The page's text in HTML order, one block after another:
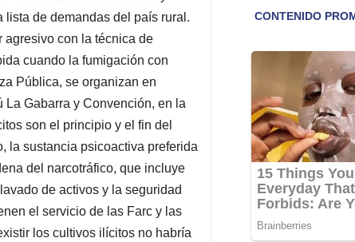
lista de demandas del país rural.
agresivo con la técnica de
cuando la fumigación con
Pública, se organizan en
Gabarra y Convención, en la
son el principio y el fin del
la sustancia psicoactiva preferida
del narcotráfico, que incluye
de activos y la seguridad
el servicio de las Farc y las
los cultivos ilícitos no habría